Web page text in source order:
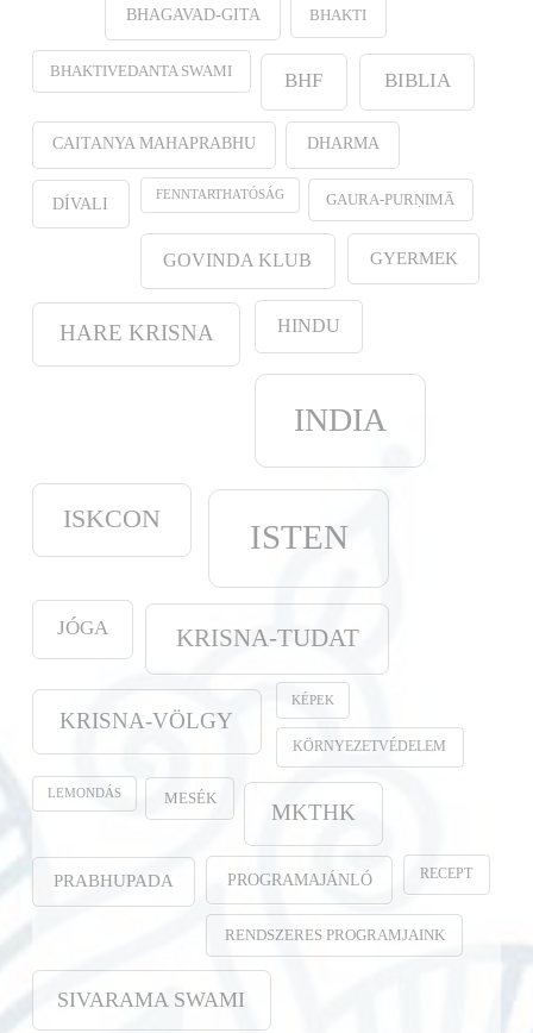
BHAGAVAD-GITA BHAKTI
BHAKTIVEDANTA SWAMI BHF BIBLIA
CAITANYA MAHAPRABHU DHARMA
DÍVALI FENNTARTHATÓSÁG GAURA-PURṆIMĀ
GOVINDA KLUB GYERMEK
HARE KRISNA HINDU
INDIA
ISKCON ISTEN
JÓGA KRISNA-TUDAT
KRISNA-VÖLGY
KÉPEK
KÖRNYEZETVÉDELEM
LEMONDÁS MESÉK
MKTHK
PRABHUPADA PROGRAMAJÁNLÓ RECEPT
RENDSZERES PROGRAMJAINK
SIVARAMA SWAMI